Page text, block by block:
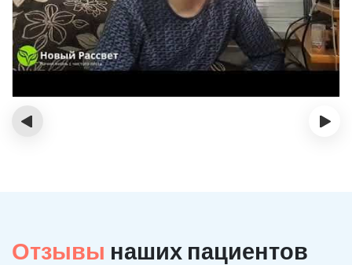
‹ ›
Отзывы наших пациентов